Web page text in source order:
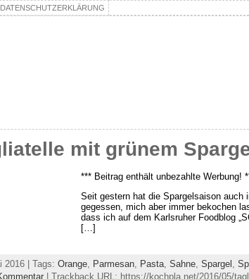
DATENSCHUTZERKLÄRUNG
mit grünem
*** Beitrag enthält unbezahlte Werbung!
Seit gestern hat die Spargelsaison auch
gegessen, mich aber immer bekochen
dass ich auf dem Karlsruher Foodblog
[…]
2016 | Tags: Orange Parmesan Pasta Sahne Spargel
| Trackback URL: https://kochpla.net/2016/05/